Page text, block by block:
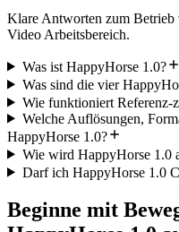
Klare Antworten zum Betrieb
Video Arbeitsbereich.
Was ist HappyHorse 1.0?
Was sind die vier
Wie funktioniert Referenz-
Welche Auflösungen,
HappyHorse 1.0?
Wie wird HappyHorse 1.0
Darf ich HappyHorse 1.0
Beginne mit